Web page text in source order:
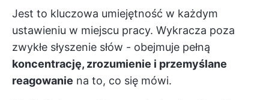
Jest to kluczowa umiejętność w każdym
ustawieniu w miejscu pracy. Wykracza poza
zwykłe słyszenie słów - obejmuje pełną
koncentrację, zrozumienie i przemyślane
reagowanie na to, co się mówi.